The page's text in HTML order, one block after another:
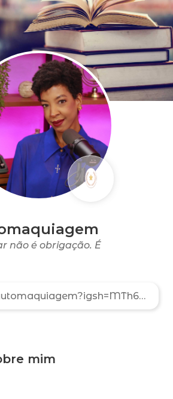
não é obrigação. É
@brunaautomaquiagem?igsh=MTh6ZmZ3dnFlOWlo
mim